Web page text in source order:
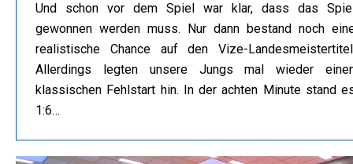
Und schon vor dem Spiel war klar, dass das
gewonnen werden muss. Nur dann bestand noch
realistische Chance auf den Vize-
Allerdings legten unsere Jungs mal wieder
klassischen Fehlstart hin. In der achten Minute stand
1:6…